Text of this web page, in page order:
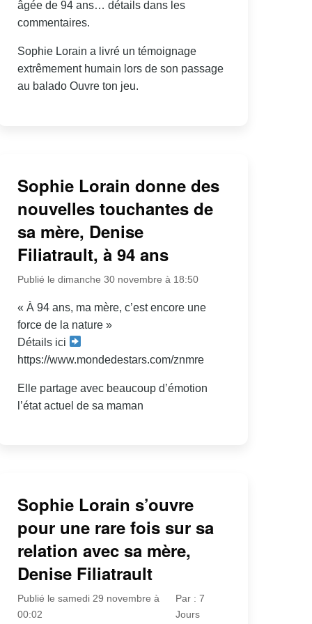
âgée de 94 ans… détails dans les
commentaires.
Sophie Lorain a livré un témoignage
extrêmement humain lors de son passage
au balado Ouvre ton jeu.
Sophie Lorain donne des
nouvelles touchantes de
sa mère, Denise
Filiatrault, à 94 ans
Publié le dimanche 30 novembre à 18:50
« À 94 ans, ma mère, c’est encore une
force de la nature »
Détails ici
https://www.mondedestars.com/znmre
Elle partage avec beaucoup d’émotion
l’état actuel de sa maman
Sophie Lorain s’ouvre
pour une rare fois sur sa
relation avec sa mère,
Denise Filiatrault
Publié le samedi 29 novembre à
00:02
Par : 7
Jours